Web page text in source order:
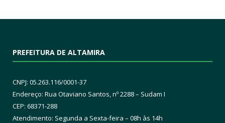
PREFEITURA DE ALTAMIRA
CNPJ: 05.263.116/0001-37
Endereço: Rua Otaviano Santos, nº 2288 – Sudam I
CEP: 68371-288
Atendimento: Segunda a Sexta-feira – 08h às 14h